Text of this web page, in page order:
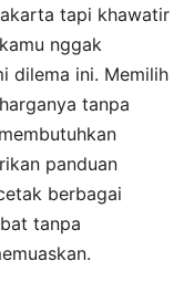
tapi khawatir
nggak
dilema ini. Memilih
tanpa
panduan
berbagai
tanpa